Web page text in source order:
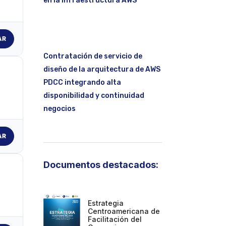
Contratación de servicio de
diseño de la arquitectura de AWS
PDCC integrando alta
disponibilidad y continuidad
negocios
Documentos destacados:
Estrategia
Centroamericana de
Facilitación del